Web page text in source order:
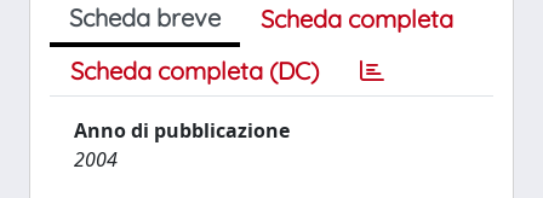
Scheda breve
Scheda completa
Scheda completa (DC)
Anno di pubblicazione
2004